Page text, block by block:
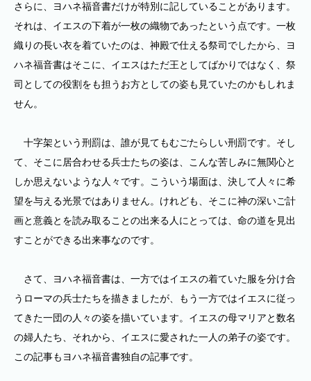
さらに、ヨハネ福音書だけが特別に記していることがあります。
それは、イエスの下着が一枚の織物であったという点です。一枚
織りの長い衣を着ていたのは、神殿で仕える祭司でしたから、ヨ
ハネ福音書はそこに、イエスはただ王としてばかりではなく、祭
司としての役割をも担うお方としての姿も見ていたのかもしれま
せん。
十字架という刑罰は、誰が見てもむごたらしい刑罰です。そし
て、そこに居合わせる兵士たちの姿は、こんな苦しみに無関心と
しか思えないような人々です。こういう場面は、決して人々に希
望を与える光景ではありません。けれども、そこに神の深いご計
画と意義とを読み取ることの出来る人にとっては、命の道を見出
すことができる出来事なのです。
さて、ヨハネ福音書は、一方ではイエスの着ていた服を分け合
うローマの兵士たちを描きましたが、もう一方ではイエスに従っ
てきた一団の人々の姿を描いています。イエスの母マリアと数名
の婦人たち、それから、イエスに愛された一人の弟子の姿です。
この記事もヨハネ福音書独自の記事です。